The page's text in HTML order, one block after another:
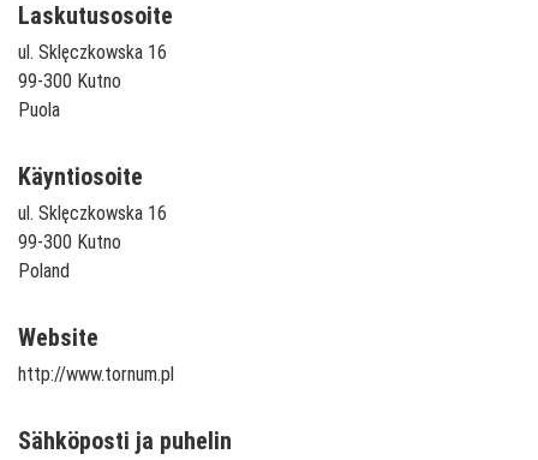
Laskutusosoite
ul. Sklęczkowska 16
99-300 Kutno
Puola
Käyntiosoite
ul. Sklęczkowska 16
99-300 Kutno
Poland
Website
http://www.tornum.pl
Sähköposti ja puhelin